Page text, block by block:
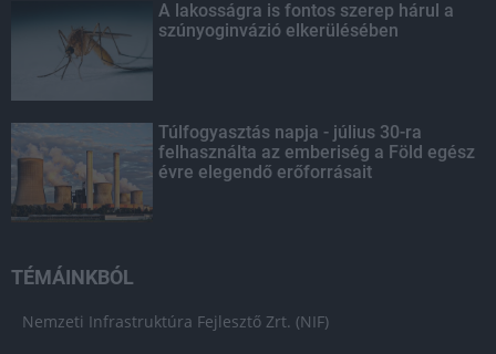
A lakosságra is fontos szerep hárul a
szúnyoginvázió elkerülésében
Túlfogyasztás napja - július 30-ra
felhasználta az emberiség a Föld egész
évre elegendő erőforrásait
TÉMÁINKBÓL
Nemzeti Infrastruktúra Fejlesztő Zrt. (NIF)